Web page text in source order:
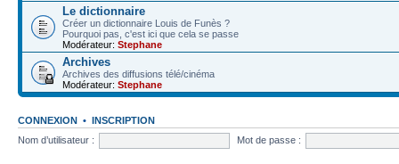
Le dictionnaire
Créer un dictionnaire Louis de Funès ?
Pourquoi pas, c'est ici que cela se passe
Modérateur: Stephane
Archives
Archives des diffusions télé/cinéma
Modérateur: Stephane
CONNEXION • INSCRIPTION
Nom d’utilisateur :
Mot de passe :